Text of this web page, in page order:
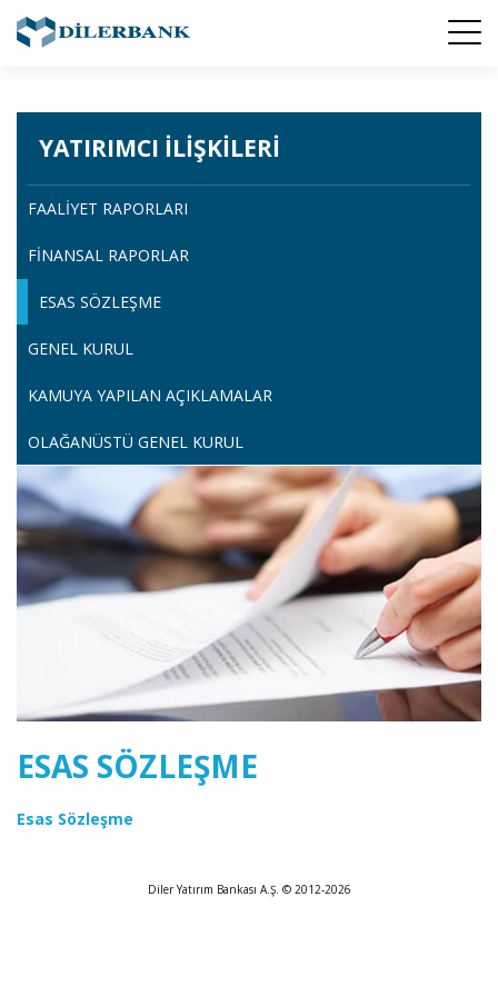
YATIRIMCI İLIŞKILERI
FAALIYET RAPORLARI
FINANSAL RAPORLAR
ESAS SÖZLEŞME
GENEL KURUL
KAMUYA YAPILAN AÇIKLAMALAR
OLAĞANÜSTÜ GENEL KURUL
ESAS SÖZLEŞME
Esas Sözleşme
Diler Yatırım Bankası A.Ş. © 2012-2026